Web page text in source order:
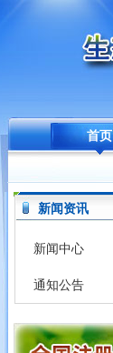
首页
新闻资讯
新闻中心
通知公告